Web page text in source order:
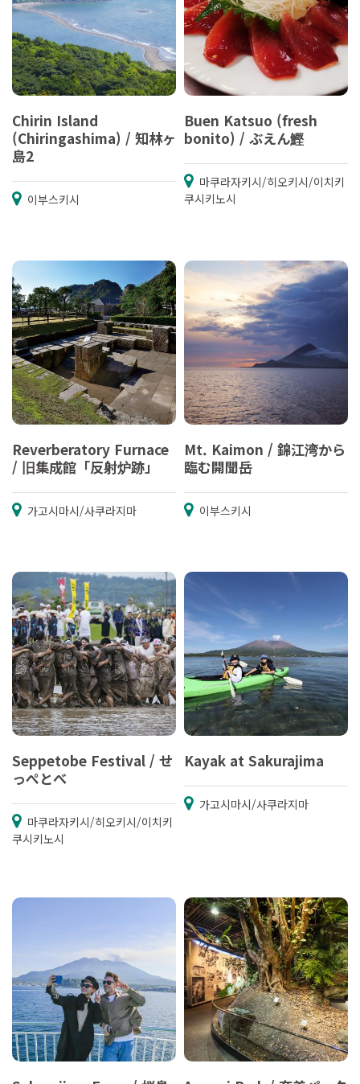
Chirin Island
(Chiringashima) / 知林ヶ
島2
이부스키시
Buen Katsuo (fresh
bonito) / ぶえん鰹
마쿠라자키시/히오키시/이치키
쿠시키노시
Reverberatory Furnace
/ 旧集成館「反射炉跡」
가고시마시/사쿠라지마
Mt. Kaimon / 錦江湾から
臨む開聞岳
이부스키시
Seppetobe Festival / せ
っぺとべ
마쿠라자키시/히오키시/이치키
쿠시키노시
Kayak at Sakurajima
가고시마시/사쿠라지마